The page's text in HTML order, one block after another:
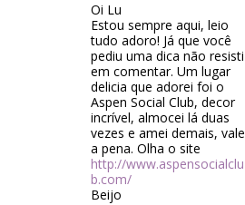
Oi Lu
Estou sempre aqui, leio
tudo adoro! Já que você
pediu uma dica não resisti
em comentar. Um lugar
delicia que adorei foi o
Aspen Social Club, decor
incrível, almocei lá duas
vezes e amei demais, vale
a pena. Olha o site
http://www.aspensocialclu
b.com/
Beijo